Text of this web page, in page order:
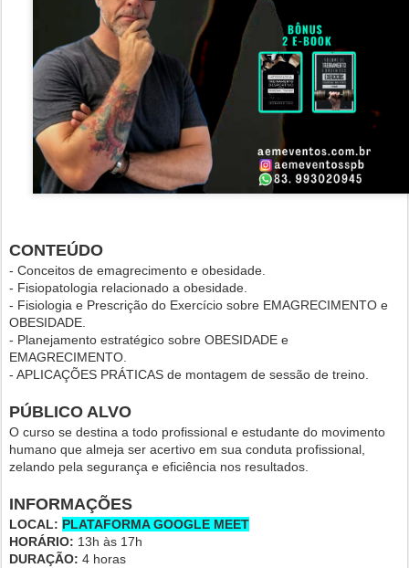
CONTEÚDO
- Conceitos de emagrecimento e obesidade.
- Fisiopatologia relacionado a obesidade.
- Fisiologia e Prescrição do Exercício sobre EMAGRECIMENTO e
OBESIDADE.
- Planejamento estratégico sobre OBESIDADE e
EMAGRECIMENTO.
- APLICAÇÕES PRÁTICAS de montagem de sessão de treino.
PÚBLICO ALVO
O curso se destina a todo profissional e estudante do movimento
humano que almeja ser acertivo em sua conduta profissional,
zelando pela segurança e eficiência nos resultados.
INFORMAÇÕES
LOCAL: PLATAFORMA GOOGLE MEET
HORÁRIO: 13h às 17h
DURAÇÃO: 4 horas